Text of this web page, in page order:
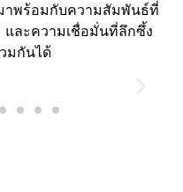
าพร้อมกับความสัมพันธ์ที่
และความเชื่อมั่นที่ลึกซึ้ง
มกันได้